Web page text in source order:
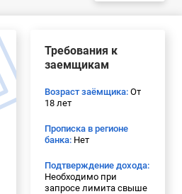
Требования к
заемщикам
Возраст заёмщика: От
18 лет
Прописка в регионе
банка: Нет
Подтверждение дохода:
Необходимо при
запросе лимита свыше